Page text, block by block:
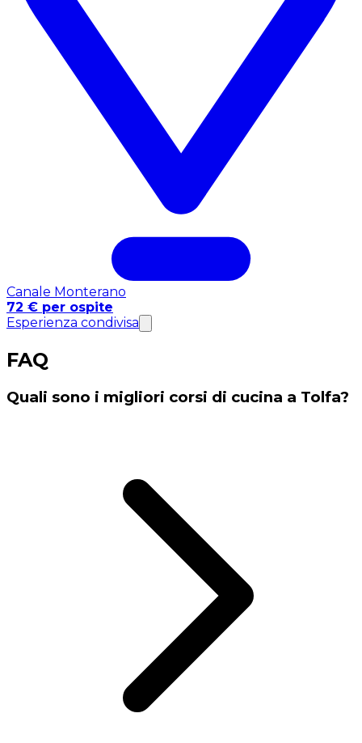
Canale Monterano
72 € per ospite
Esperienza condivisa
FAQ
Quali sono i migliori corsi di cucina a Tolfa?